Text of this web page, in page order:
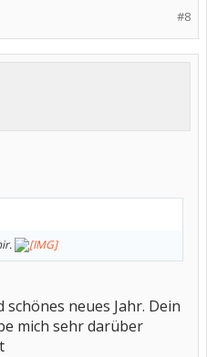
#8
neues Jahr. Dein
mich sehr darüber